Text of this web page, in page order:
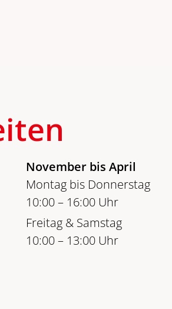
November bis April
Montag bis Donnerstag
10:00 – 16:00 Uhr
Freitag & Samstag
10:00 – 13:00 Uhr